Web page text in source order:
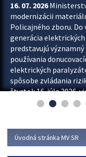
16. 07. 2026
modernizácii
Policajného zboru.
generácia
predstavujú
používania
elektrických
spôsobe zvládania
štvrtok 16. júla 2026
Rastislav Polakovič a
Úvodná stránka MV SR